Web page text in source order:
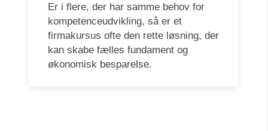
Er i flere, der har samme behov for
kompetenceudvikling, så er et
firmakursus ofte den rette løsning, der
kan skabe fælles fundament og
økonomisk besparelse.